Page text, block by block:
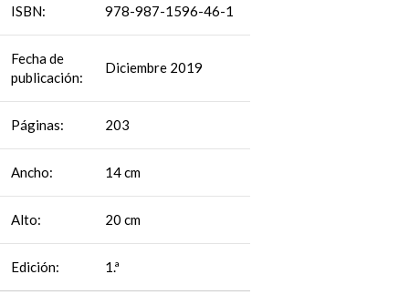
ISBN: 978-987-1596-46-1
Fecha de
publicación:
Diciembre 2019
Páginas: 203
Ancho: 14 cm
Alto: 20 cm
Edición: 1.ª